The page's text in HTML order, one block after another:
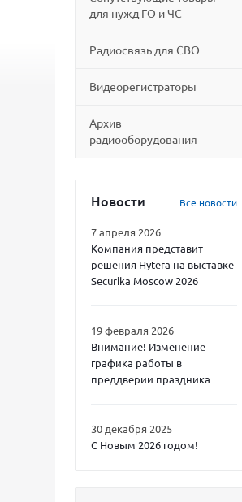
для нужд ГО и ЧС
Радиосвязь для СВО
Видеорегистраторы
Архив
радиооборудования
Новости Все новости
7 апреля 2026
Компания представит
решения Hytera на выставке
Securika Moscow 2026
19 февраля 2026
Внимание! Изменение
графика работы в
преддверии праздника
30 декабря 2025
С Новым 2026 годом!